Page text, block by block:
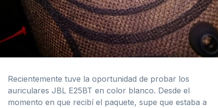
Recientemente tuve la oportunidad de probar los
auriculares JBL E25BT en color blanco. Desde el
momento en que recibí el paquete, supe que estaba a